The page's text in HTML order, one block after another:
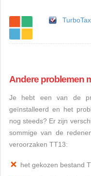
TurboTax
Andere problemen
Je hebt een van de
geïnstalleerd en het
nog steeds? Er zijn
sommige van de
veroorzaken TT13:
het gekozen bestand